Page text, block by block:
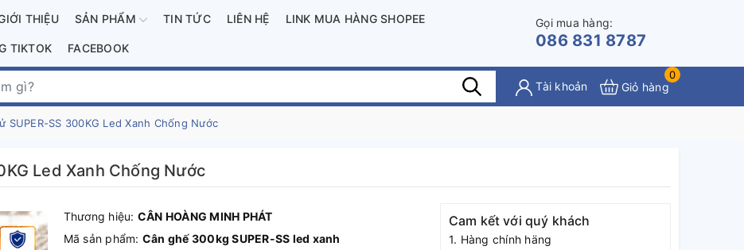
THIỆU SẢN PHẨM TIN TỨC LIÊN HỆ LINK MUA HÀNG SHOPEE
TIKTOK FACEBOOK
Gọi mua hàng:
086 831 8787
Tài khoản
0
Giỏ hàng
SUPER-SS 300KG Led Xanh Chống Nước
Led Xanh Chống Nước
Thương hiệu: CÂN HOÀNG MINH PHÁT
Mã sản phẩm: Cân ghế 300kg SUPER-SS led xanh
Cam kết với quý khách
1. Hàng chính häng